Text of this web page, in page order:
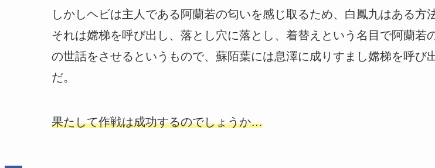
しかしヘビは主人である阿蘭若の匂いを感じ取るため、白鳳九はある方
それは嫦梯を呼び出し、落とし穴に落とし、着替えという名目で阿蘭若
の世話をさせるというもので、蘇陌葉には息澤に成りすまし嫦梯を呼び
だ。
果たして作戦は成功するのでしょうか…